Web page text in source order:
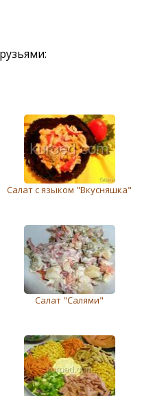
Салат с языком "Вкусняшка"
Салат "Салями"